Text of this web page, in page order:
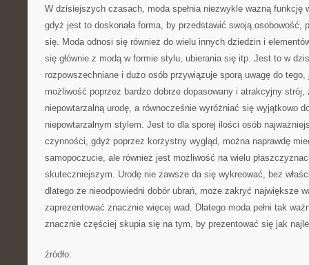
W dzisiejszych czasach, moda spełnia niezwykle ważną funkcję
gdyż jest to doskonała forma, by przedstawić swoją osobowość,
się. Moda odnosi się również do wielu innych dziedzin i
się głównie z modą w formie stylu, ubierania się itp. Jest to w
rozpowszechniane i dużo osób przywiązuje sporą uwagę do
możliwość poprzez bardzo dobrze dopasowany i atrakcyjny strój,
niepowtarzalną urodę, a równocześnie wyróżniać się wyjątkowo
niepowtarzalnym stylem. Jest to dla sporej ilości osób
czynności, gdyż poprzez korzystny wygląd, można naprawdę
samopoczucie, ale również jest możliwość na wielu
skuteczniejszym. Urodę nie zawsze da się wykreować, bez
dlatego że nieodpowiedni dobór ubrań, może zakryć największe
zaprezentować znacznie więcej wad. Dlatego moda pełni tak
znacznie częściej skupia się na tym, by prezentować się jak
źródło: